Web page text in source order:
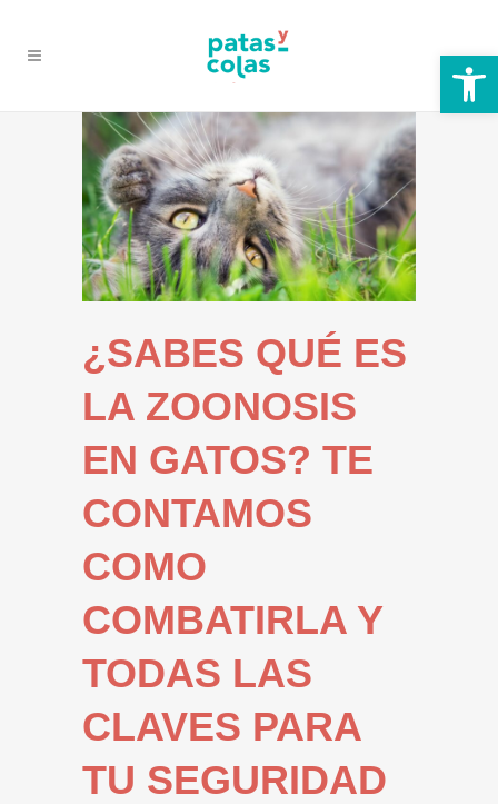
¿SABES QUÉ ES
LA ZOONOSIS
EN GATOS? TE
CONTAMOS
COMO
COMBATIRLA Y
TODAS LAS
CLAVES PARA
TU SEGURIDAD